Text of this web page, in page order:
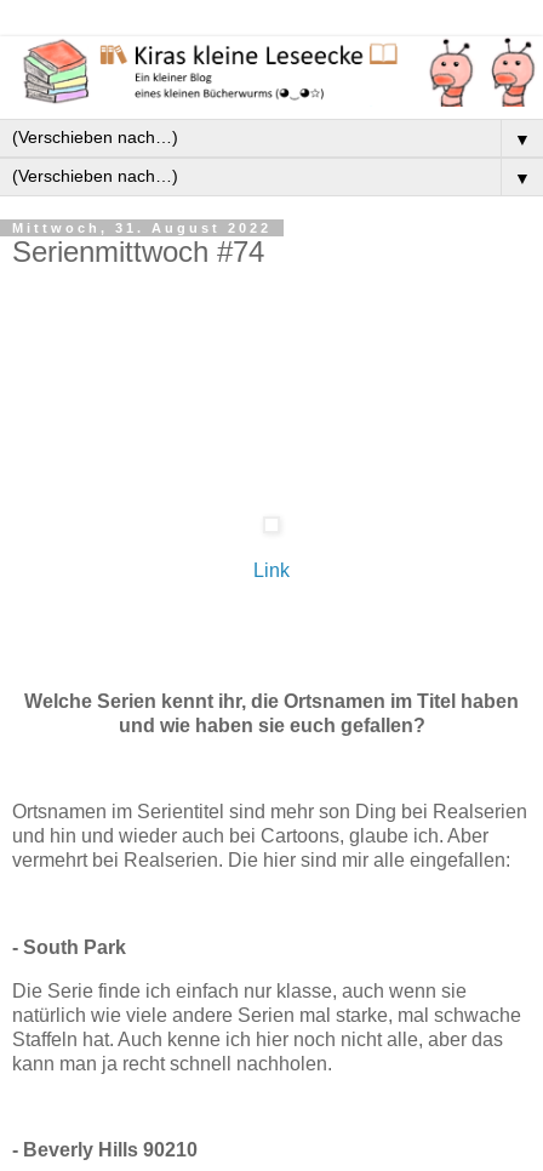
▼
▼
Mittwoch, 31. August 2022
Serienmittwoch #74
Link
Welche Serien kennt ihr, die Ortsnamen im Titel haben
und wie haben sie euch gefallen?
Ortsnamen im Serientitel sind mehr son Ding bei Realserien
und hin und wieder auch bei Cartoons, glaube ich. Aber
vermehrt bei Realserien. Die hier sind mir alle eingefallen:
- South Park
Die Serie finde ich einfach nur klasse, auch wenn sie
natürlich wie viele andere Serien mal starke, mal schwache
Staffeln hat. Auch kenne ich hier noch nicht alle, aber das
kann man ja recht schnell nachholen.
- Beverly Hills 90210